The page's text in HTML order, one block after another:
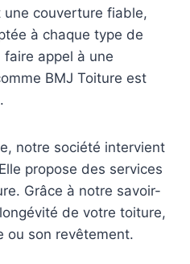
couverture fiable,
à chaque type de
appel à une
BMJ Toiture est
notre société intervient
propose des services
Grâce à notre savoir-
de votre toiture,
ou son revêtement.